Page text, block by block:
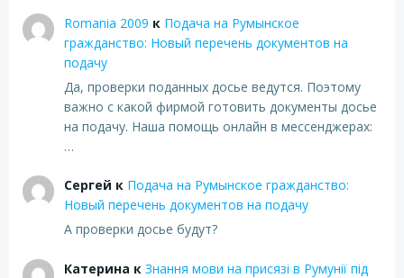
Romania 2009 к Подача на Румынское
гражданство: Новый перечень документов на
подачу
Да, проверки поданных досье ведутся. Поэтому
важно с какой фирмой готовить документы досье
на подачу. Наша помощь онлайн в мессенджерах:
…
Сергей к Подача на Румынское гражданство:
Новый перечень документов на подачу
А проверки досье будут?
Катерина к Знання мови на присязі в Румунії під